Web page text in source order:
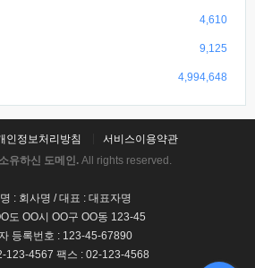
4,610
9,125
4,994,648
인정보처리방침
서비스이용약관
소유하신 도메인. All rights reserved.
: 회사명 / 대표 : 대표자명
도 OO시 OO구 OO동 123-45
등록번호 : 123-45-67890
123-4567 팩스 : 02-123-4568